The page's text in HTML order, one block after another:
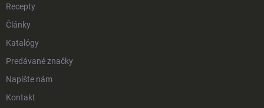
Recepty
Články
Katalógy
Predávané značky
Napíšte nám
Kontakt